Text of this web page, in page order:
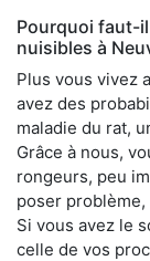
Pourquoi faut-
nuisibles à
Plus vous vivez
avez des
maladie du rat,
Grâce à nous,
rongeurs, peu
poser
Si vous avez le
celle de vos